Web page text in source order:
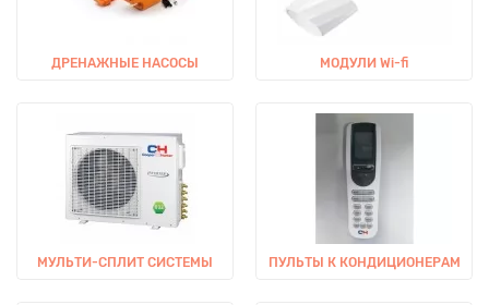
ДРЕНАЖНЫЕ НАСОСЫ МОДУЛИ Wi-fi
МУЛЬТИ-СПЛИТ СИСТЕМЫ ПУЛЬТЫ К КОНДИЦИОНЕРАМ